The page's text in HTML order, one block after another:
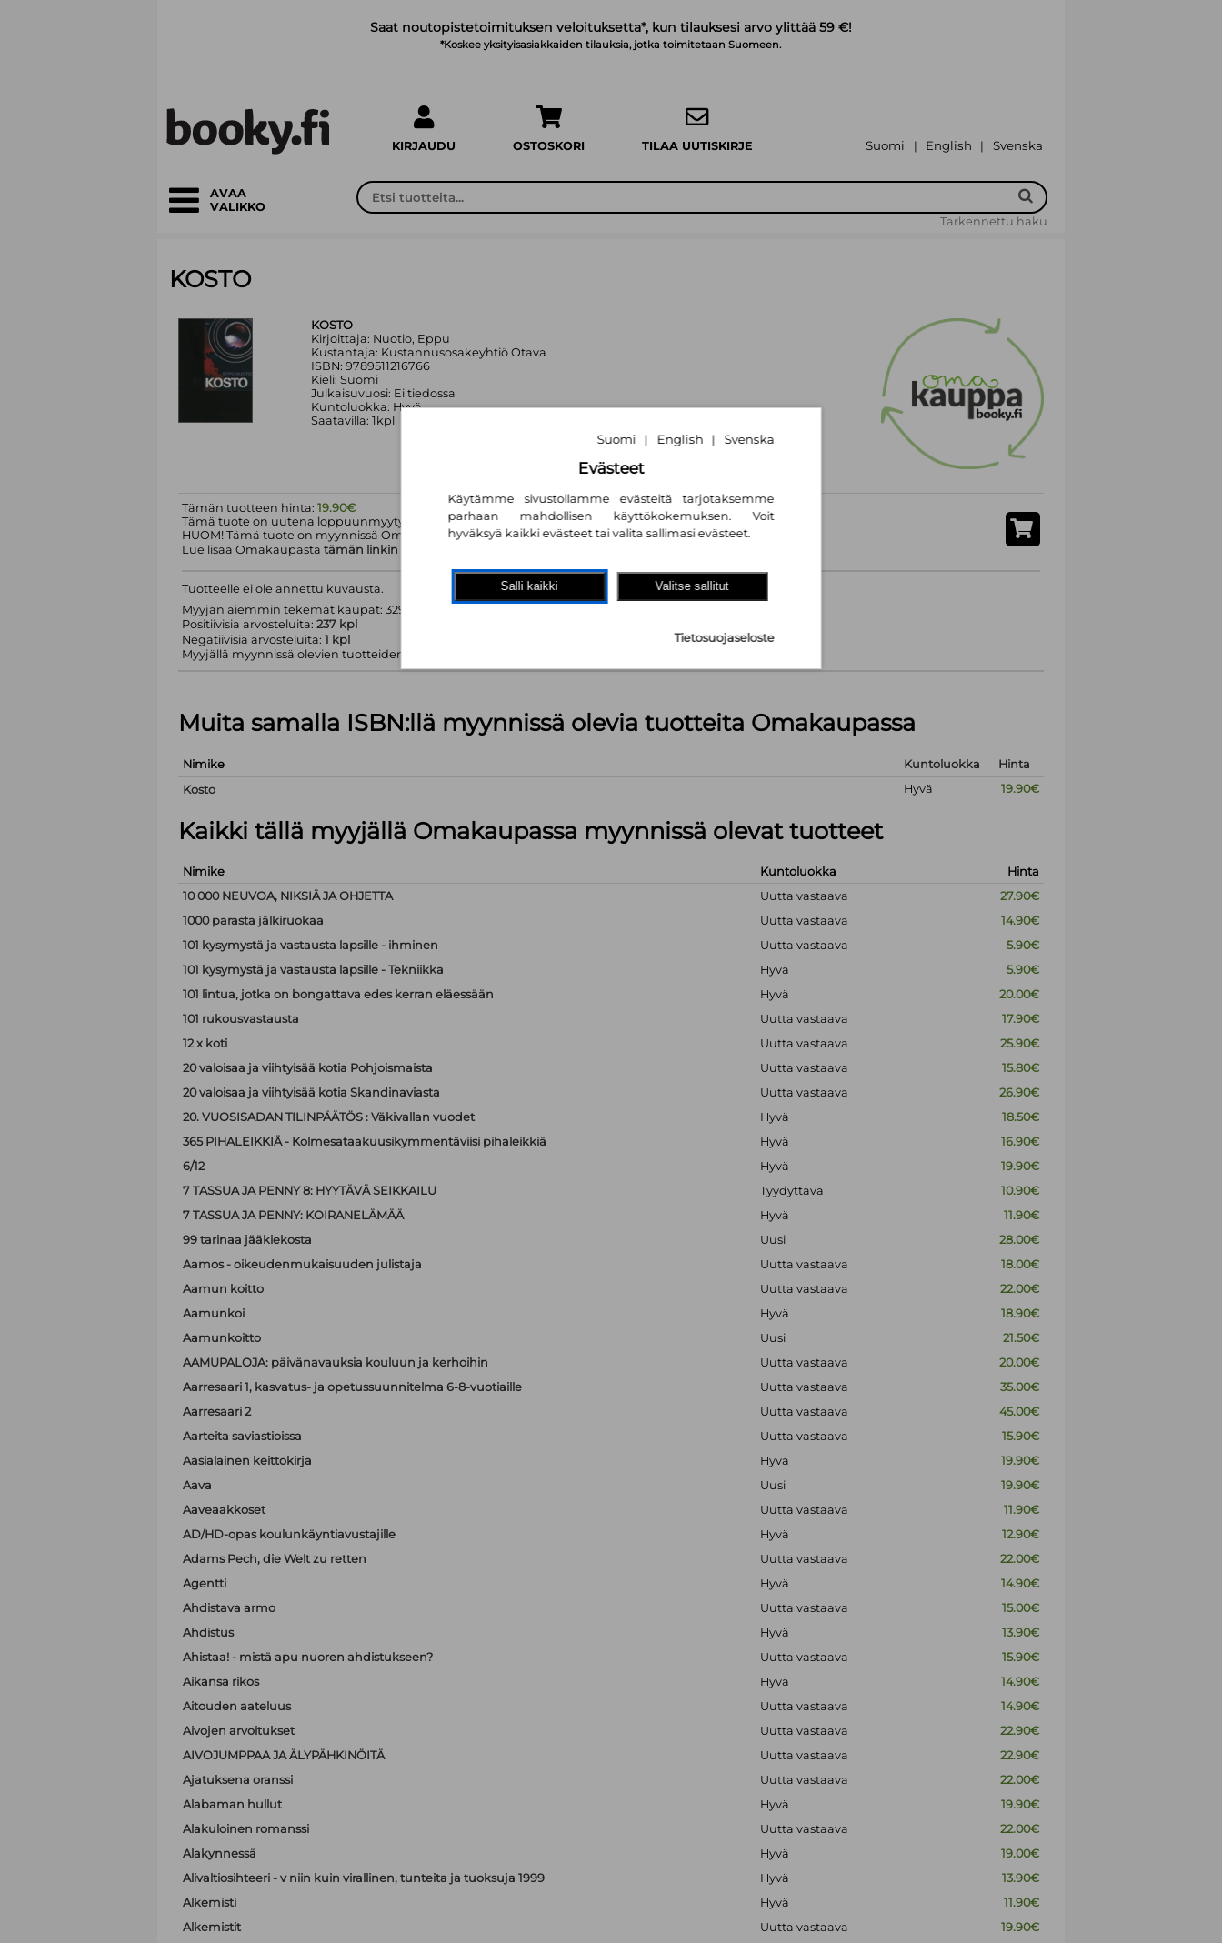
Saat noutopistetoimituksen veloituksetta*, kun tilauksesi arvo ylittää 59 €!
*Koskee yksityisasiakkaiden tilauksia, jotka toimitetaan Suomeen.
KIRJAUDU OSTOSKORI TILAA UUTISKIRJE Suomi | English | Svenska
AVAA
VALIKKO
Tarkennettu haku
KOSTO
KOSTO
Kirjoittaja: Nuotio, Eppu
Kustantaja: Kustannusosakeyhtiö Otava
ISBN: 9789511216766
Kieli: Suomi
Julkaisuvuosi: Ei tiedossa
Kuntoluokka: Hyvä
Saatavilla: 1kpl
Tämän tuotteen hinta: 19.90€
Tämä tuote on uutena loppuunmyyty.
HUOM! Tämä tuote on myynnissä Omakaupassa
Lue lisää Omakaupasta tämän linkin
Tuotteelle ei ole annettu kuvausta.
Myyjän aiemmin tekemät kaupat: 329 kpl
Positiivisia arvosteluita: 237 kpl
Negatiivisia arvosteluita: 1 kpl
Myyjällä myynnissä olevien tuotteiden määrä (kts. alla): 1499 kpl
Muita samalla ISBN:llä myynnissä olevia tuotteita Omakaupassa
Nimike Kuntoluokka
Hinta
Kosto
Hyvä 19.90€
Kaikki tällä myyjällä Omakaupassa myynnissä olevat tuotteet
Nimike Kuntoluokka
Hinta
10 000 NEUVOA, NIKSIÄ JA OHJETTA
Uutta vastaava
27.90€
1000 parasta jälkiruokaa
Uutta vastaava
14.90€
101 kysymystä ja vastausta lapsille - ihminen
Uutta vastaava
5.90€
101 kysymystä ja vastausta lapsille - Tekniikka
Hyvä
5.90€
101 lintua, jotka on bongattava edes kerran eläessään
Hyvä
20.00€
101 rukousvastausta
Uutta vastaava
17.90€
12 x koti
Uutta vastaava
25.90€
20 valoisaa ja viihtyisää kotia Pohjoismaista
Uutta vastaava
15.80€
20 valoisaa ja viihtyisää kotia Skandinaviasta
Uutta vastaava
26.90€
20. VUOSISADAN TILINPÄÄTÖS : Väkivallan vuodet
Hyvä
18.50€
365 PIHALEIKKIÄ - Kolmesataakuusikymmentäviisi pihaleikkiä
Hyvä
16.90€
6/12
Hyvä
19.90€
7 TASSUA JA PENNY 8: HYYTÄVÄ SEIKKAILU
Tyydyttävä
10.90€
7 TASSUA JA PENNY: KOIRANELÄMÄÄ
Hyvä
11.90€
99 tarinaa jääkiekosta
Uusi
28.00€
Aamos - oikeudenmukaisuuden julistaja
Uutta vastaava
18.00€
Aamun koitto
Uutta vastaava
22.00€
Aamunkoi
Hyvä
18.90€
Aamunkoitto
Uusi
21.50€
AAMUPALOJA: päivänavauksia kouluun ja kerhoihin
Uutta vastaava
20.00€
Aarresaari 1, kasvatus- ja opetussuunnitelma 6-8-vuotiaille
Uutta vastaava
35.00€
Aarresaari 2
Uutta vastaava
45.00€
Aarteita saviastioissa
Uutta vastaava
15.90€
Aasialainen keittokirja
Hyvä
19.90€
Aava
Uusi
19.90€
Aaveaakkoset
Uutta vastaava
11.90€
AD/HD-opas koulunkäyntiavustajille
Hyvä
12.90€
Adams Pech, die Welt zu retten
Uutta vastaava
22.00€
Agentti
Hyvä
14.90€
Ahdistava armo
Uutta vastaava
15.00€
Ahdistus
Hyvä
13.90€
Ahistaa! - mistä apu nuoren ahdistukseen?
Uutta vastaava
15.90€
Aikansa rikos
Hyvä
14.90€
Aitouden aateluus
Uutta vastaava
14.90€
Aivojen arvoitukset
Uutta vastaava
22.90€
AIVOJUMPPAA JA ÄLYPÄHKINÖITÄ
Uutta vastaava
22.90€
Ajatuksena oranssi
Uutta vastaava
22.00€
Alabaman hullut
Hyvä
19.90€
Alakuloinen romanssi
Uutta vastaava
22.00€
Alakynnessä
Hyvä
19.00€
Alivaltiosihteeri - v niin kuin virallinen, tunteita ja tuoksuja 1999
Hyvä
13.90€
Alkemisti
Hyvä
11.90€
Alkemistit
Uutta vastaava
19.90€
Suomi | English | Svenska
Evästeet
Käytämme sivustollamme evästeitä tarjotaksemme
parhaan mahdollisen käyttökokemuksen. Voit
hyväksyä kaikki evästeet tai valita sallimasi evästeet.
Salli kaikki Valitse sallitut
Tietosuojaseloste